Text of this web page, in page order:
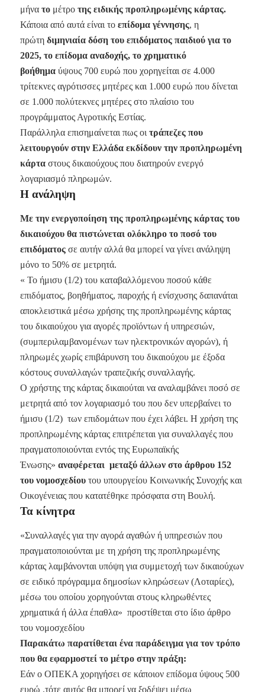
μήνατομέτρο της ειδικής προπληρωμένης κάρτας.
Κάποια από αυτά είναι το επίδομα γέννησης, η
πρώτη διμηνιαία δόση του επιδόματος παιδιού για το
2025, το επίδομα αναδοχής, το χρηματικό
βοήθημαύψους 700 ευρώ που χορηγείται σε 4.000
τρίτεκνες αγρότισσες μητέρες και 1.000 ευρώ που δίνεται
σε 1.000 πολύτεκνες μητέρες στο πλαίσιο του
προγράμματος Αγροτικής Εστίας.
Παράλληλα επισημαίνεται πως οι τράπεζες που
λειτουργούν στην Ελλάδα εκδίδουν την προπληρωμένη
κάρταστους δικαιούχους που διατηρούν ενεργό
λογαριασμό πληρωμών.
Η ανάληψη
Με την ενεργοποίηση της προπληρωμένης κάρτας του
δικαιούχου θα πιστώνεται ολόκληρο το ποσό του
επιδόματοςσε αυτήν αλλά θα μπορεί να γίνει ανάληψη
μόνο το 50% σε μετρητά.
« Το ήμισυ (1/2) του καταβαλλόμενου ποσού κάθε
επιδόματος, βοηθήματος, παροχής ή ενίσχυσης δαπανάται
αποκλειστικά μέσω χρήσης της προπληρωμένης κάρτας
του δικαιούχου για αγορές προϊόντων ή υπηρεσιών,
(συμπεριλαμβανομένων των ηλεκτρονικών αγορών), ή
πληρωμές χωρίς επιβάρυνση του δικαιούχου με έξοδα
κόστους συναλλαγών τραπεζικής συναλλαγής.
Ο χρήστης της κάρτας δικαιούται να αναλαμβάνει ποσό σε
μετρητά από τον λογαριασμό του που δεν υπερβαίνει το
ήμισυ (1/2) των επιδομάτων που έχει λάβει. Η χρήση της
προπληρωμένης κάρτας επιτρέπεται για συναλλαγές που
πραγματοποιούνται εντός της Ευρωπαϊκής
Ένωσης» αναφέρεται μεταξύ άλλων στο άρθρου 152
του νομοσχεδίουτου υπουργείου Κοινωνικής Συνοχής και
Οικογένειας που κατατέθηκε πρόσφατα στη Βουλή.
Τα κίνητρα
«Συναλλαγές για την αγορά αγαθών ή υπηρεσιών που
πραγματοποιούνται με τη χρήση της προπληρωμένης
κάρτας λαμβάνονται υπόψη για συμμετοχή των δικαιούχων
σε ειδικό πρόγραμμα δημοσίων κληρώσεων (Λοταρίες),
μέσω του οποίου χορηγούνται στους κληρωθέντες
χρηματικά ή άλλα έπαθλα» προστίθεται στο ίδιο άρθρο
του νομοσχεδίου
Παρακάτω παρατίθεται ένα παράδειγμα για τον τρόπο
που θα εφαρμοστεί το μέτρο στην πράξη:
Εάν ο ΟΠΕΚΑ χορηγήσει σε κάποιον επίδομα ύψους 500
ευρώ ,τότε αυτός θα μπορεί να ξοδέψει μέσω